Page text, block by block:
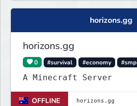
horizons.gg
horizons.gg
0 #survival #economy #smp
A Minecraft Server
OFFLINE